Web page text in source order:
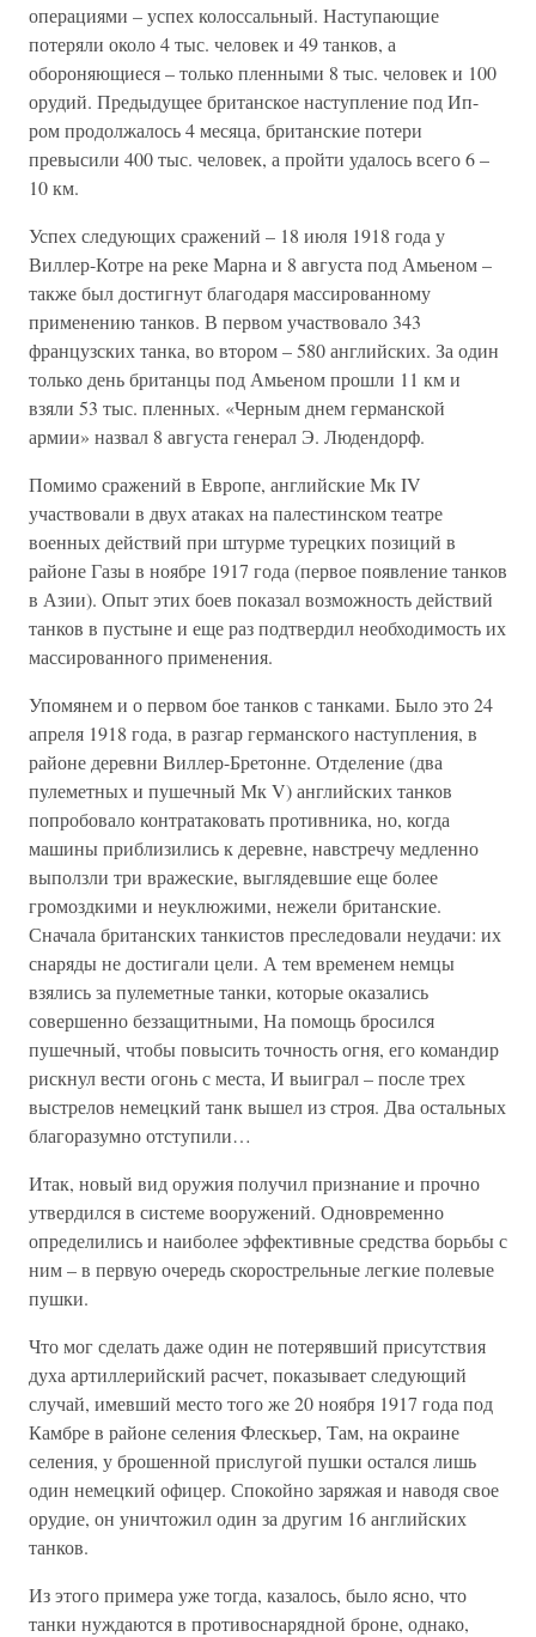
операциями – успех колоссальный. Наступающие
потеряли около 4 тыс. человек и 49 танков, а
обороняющиеся – только пленными 8 тыс. человек и 100
орудий. Предыдущее британское наступление под Ип-
ром продолжалось 4 месяца, британские потери
превысили 400 тыс. человек, а пройти удалось всего 6 –
10 км.
Успех следующих сражений – 18 июля 1918 года у
Виллер-Котре на реке Марна и 8 августа под Амьеном –
также был достигнут благодаря массированному
применению танков. В первом участвовало 343
французских танка, во втором – 580 английских. За один
только день британцы под Амьеном прошли 11 км и
взяли 53 тыс. пленных. «Черным днем германской
армии» назвал 8 августа генерал Э. Людендорф.
Помимо сражений в Европе, английские Мк IV
участвовали в двух атаках на палестинском театре
военных действий при штурме турецких позиций в
районе Газы в ноябре 1917 года (первое появление танков
в Азии). Опыт этих боев показал возможность действий
танков в пустыне и еще раз подтвердил необходимость их
массированного применения.
Упомянем и о первом бое танков с танками. Было это 24
апреля 1918 года, в разгар германского наступления, в
районе деревни Виллер-Бретонне. Отделение (два
пулеметных и пушечный Мк V) английских танков
попробовало контратаковать противника, но, когда
машины приблизились к деревне, навстречу медленно
выползли три вражеские, выглядевшие еще более
громоздкими и неуклюжими, нежели британские.
Сначала британских танкистов преследовали неудачи: их
снаряды не достигали цели. А тем временем немцы
взялись за пулеметные танки, которые оказались
совершенно беззащитными, На помощь бросился
пушечный, чтобы повысить точность огня, его командир
рискнул вести огонь с места, И выиграл – после трех
выстрелов немецкий танк вышел из строя. Два остальных
благоразумно отступили…
Итак, новый вид оружия получил признание и прочно
утвердился в системе вооружений. Одновременно
определились и наиболее эффективные средства борьбы с
ним – в первую очередь скорострельные легкие полевые
пушки.
Что мог сделать даже один не потерявший присутствия
духа артиллерийский расчет, показывает следующий
случай, имевший место того же 20 ноября 1917 года под
Камбре в районе селения Флескьер, Там, на окраине
селения, у брошенной прислугой пушки остался лишь
один немецкий офицер. Спокойно заряжая и наводя свое
орудие, он уничтожил один за другим 16 английских
танков.
Из этого примера уже тогда, казалось, было ясно, что
танки нуждаются в противоснарядной броне, однако,